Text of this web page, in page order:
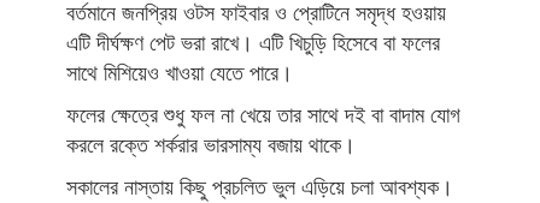
বর্তমানে জনপ্রিয় ওটস ফাইবার ও প্রোটিনে সমৃদ্ধ হওয়ায়
এটি দীর্ঘক্ষণ পেট ভরা রাখে। এটি খিচুড়ি হিসেবে বা ফলের
সাথে মিশিয়েও খাওয়া যেতে পারে।
ফলের ক্ষেত্রে শুধু ফল না খেয়ে তার সাথে দই বা বাদাম যোগ
করলে রক্তে শর্করার ভারসাম্য বজায় থাকে।
সকালের নাস্তায় কিছু প্রচলিত ভুল এড়িয়ে চলা আবশ্যক।